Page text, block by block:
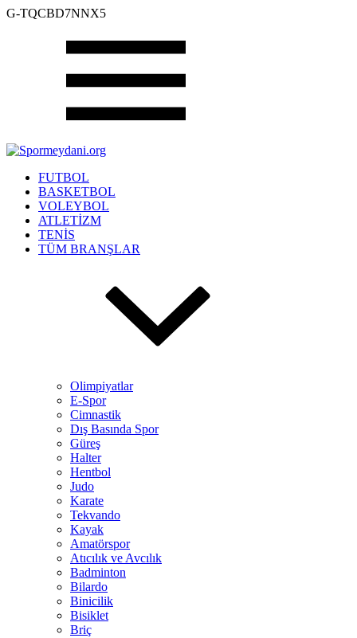
G-TQCBD7NNX5
FUTBOL
BASKETBOL
VOLEYBOL
ATLETİZM
TENİS
TÜM BRANŞLAR
Olimpiyatlar
E-Spor
Cimnastik
Dış Basında Spor
Güreş
Halter
Hentbol
Judo
Karate
Tekvando
Kayak
Amatörspor
Atıcılık ve Avcılık
Badminton
Bilardo
Binicilik
Bisiklet
Briç